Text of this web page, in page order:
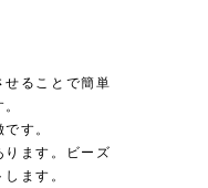
ることで簡単
す。
ます。ビーズ
ます。